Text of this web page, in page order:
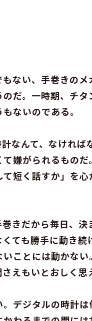
ない、手巻きの
だ。一時期、チ
ないのである。
なんて、なけれ
嫌がられるもの
短く話すか」を
きだから毎日、
ても勝手に動き
ことには動かな
えもいとおしく思
デジタルの時計